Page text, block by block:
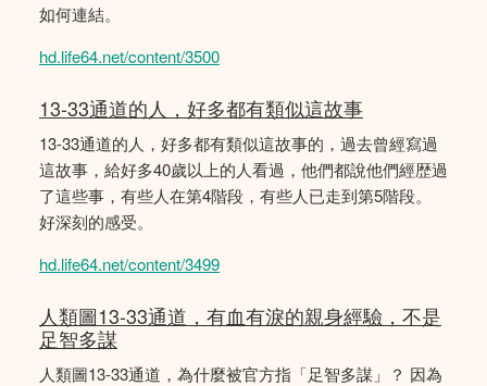
如何連結。
hd.life64.net/content/3500
13-33通道的人，好多都有類似這故事
13-33通道的人，好多都有類似這故事的，過去曾經寫過
這故事，給好多40歲以上的人看過，他們都說他們經歴過
了這些事，有些人在第4階段，有些人已走到第5階段。
好深刻的感受。
hd.life64.net/content/3499
人類圖13-33通道，有血有淚的親身經驗，不是
足智多謀
人類圖13-33通道，為什麼被官方指「足智多謀」？ 因為